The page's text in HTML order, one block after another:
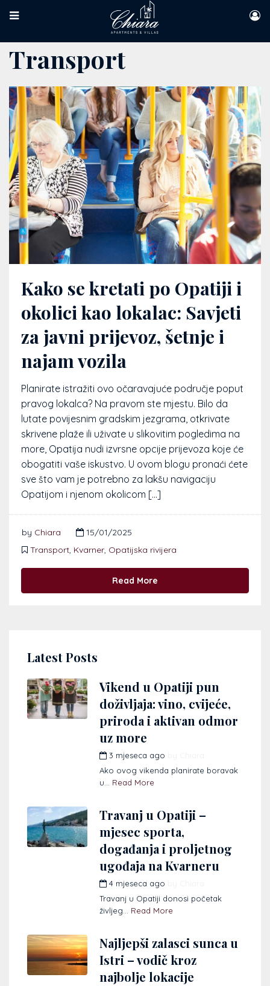
Transport
Kako se kretati po Opatiji i
okolici kao lokalac: Savjeti
za javni prijevoz, šetnje i
najam vozila
Planirate istražiti ovo očaravajuće područje poput
pravog lokalca? Na pravom ste mjestu. Bilo da
lutate povijesnim gradskim jezgrama, otkrivate
skrivene plaže ili uživate u slikovitim pogledima na
more, Opatija nudi izvrsne opcije prijevoza koje će
obogatiti vaše iskustvo. U ovom blogu pronaći ćete
sve što vam je potrebno za lakšu navigaciju
Opatijom i njenom okolicom […]
by Chiara
15/01/2025
Transport, Kvarner, Opatijska rivijera
Read More
Latest Posts
Vikend u Opatiji pun
doživljaja: vino, cvijeće,
priroda i aktivan odmor
uz more
3 mjeseca ago
Ako ovog vikenda planirate boravak
u... Read More
Travanj u Opatiji –
mjesec sporta,
događanja i proljetnog
ugođaja na Kvarneru
4 mjeseca ago
Travanj u Opatiji donosi početak
življeg... Read More
Najljepši zalasci sunca u
Istri – vodič kroz
najbolje lokacije